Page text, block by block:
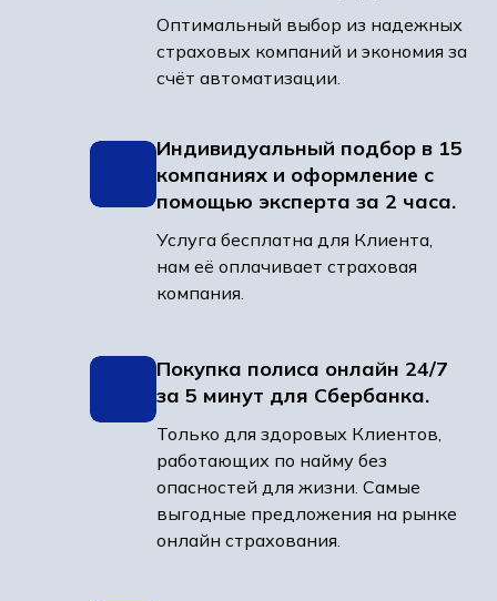
Оптимальный выбор из надежных
страховых компаний и экономия за
счёт автоматизации.
Индивидуальный подбор в 15
компаниях и оформление с
помощью эксперта за 2 часа.
Услуга бесплатна для Клиента,
нам её оплачивает страховая
компания.
Покупка полиса онлайн 24/7
за 5 минут для Сбербанка.
Только для здоровых Клиентов,
работающих по найму без
опасностей для жизни. Самые
выгодные предложения на рынке
онлайн страхования.